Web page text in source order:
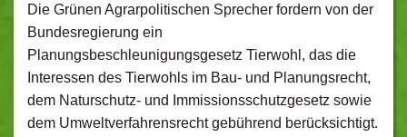
Die Grünen Agrarpolitischen Sprecher fordern von der
Bundesregierung ein
Planungsbeschleunigungsgesetz Tierwohl, das die
Interessen des Tierwohls im Bau- und Planungsrecht,
dem Naturschutz- und Immissionsschutzgesetz sowie
dem Umweltverfahrensrecht gebührend berücksichtigt.